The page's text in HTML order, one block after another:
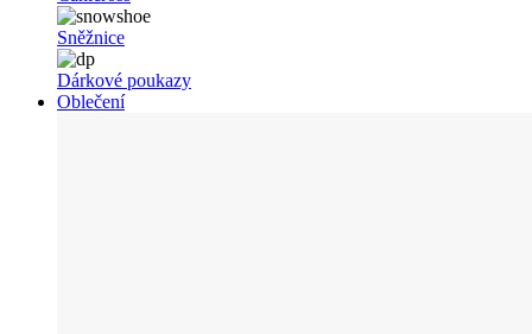
Sněžnice
Dárkové poukazy
Oblečení